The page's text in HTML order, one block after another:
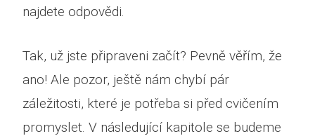
najdete odpovědi.
Tak, už jste připraveni začít? Pevně věřím, že
ano! Ale pozor, ještě nám chybí pár
záležitosti, které je potřeba si před cvičením
promyslet. V následující kapitole se budeme